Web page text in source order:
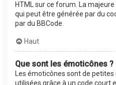
HTML sur ce forum. La
qui peut être générée par du
par du BBCode.
Haut
Que sont les émoticônes ?
Les émoticônes sont de
utilisées grâce à un code court